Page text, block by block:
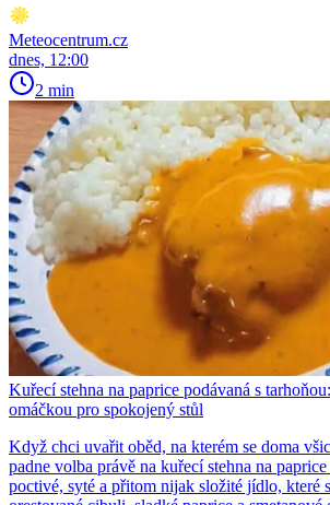
Meteocentrum.cz
dnes, 12:00
2 min
Kuřecí stehna na paprice podávaná s
omáčkou pro spokojený stůl
Když chci uvařit oběd, na kterém se doma
padne volba právě na kuřecí stehna na
poctivé, syté a přitom nijak složité jídlo, které